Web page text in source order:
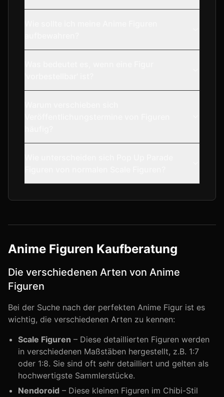
Anime Figuren Kaufberatung
Die verschiedenen Arten von Anime
Figuren
Bei der Suche nach der perfekten Anime Figur ist es
wichtig, die verschiedenen Arten zu kennen:
Scale Figuren – Diese detaillierten Figuren werden
in verschiedenen Maßstäben hergestellt, z.B. 1:7
oder 1:8. Sie sind oft sehr detailliert und gelten als
hochwertigste Sammlerstücke.
Nendoroid – Diese kleinen Figuren im Chibi-Stil